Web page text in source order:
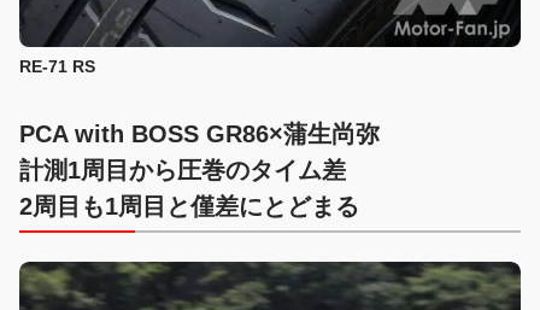
RE-71 RS
PCA with BOSS GR86×蒲生尚弥
計測1周目から圧巻のタイム差
2周目も1周目と僅差にとどまる